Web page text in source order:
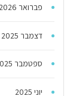
פברואר 2026
דצמבר 2025
ספטמבר 2025
יוני 2025